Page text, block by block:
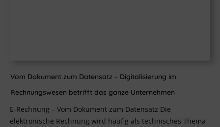
Vom Dokument zum Datensatz – Digitalisierung im
Rechnungswesen betrifft das ganze Unternehmen
E-Rechnung – Vom Dokument zum Datensatz Die
elektronische Rechnung wird häufig als technisches Thema